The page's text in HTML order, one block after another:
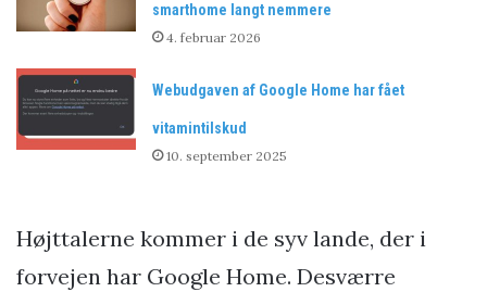
smarthome langt nemmere
4. februar 2026
Webudgaven af Google Home har fået
vitamintilskud
10. september 2025
Højttalerne kommer i de syv lande, der i
forvejen har Google Home. Desværre